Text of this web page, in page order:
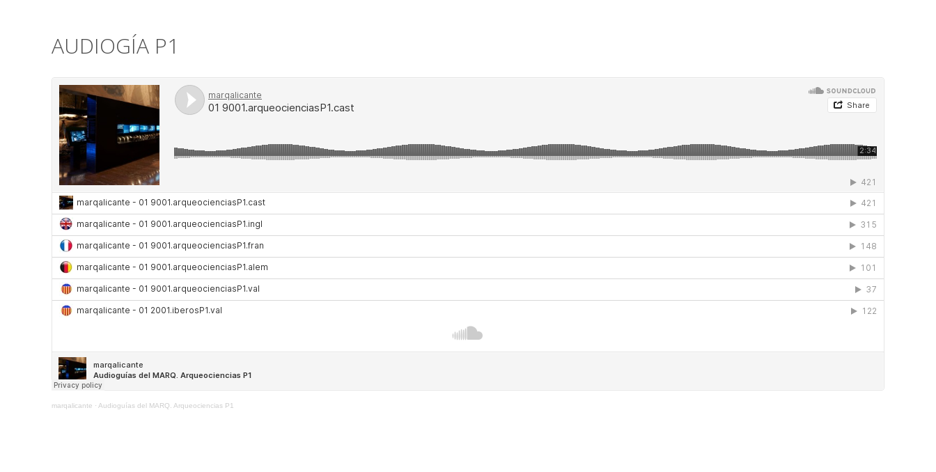
AUDIOGÍA P1
marqalicante · Audioguías del MARQ. Arqueociencias P1